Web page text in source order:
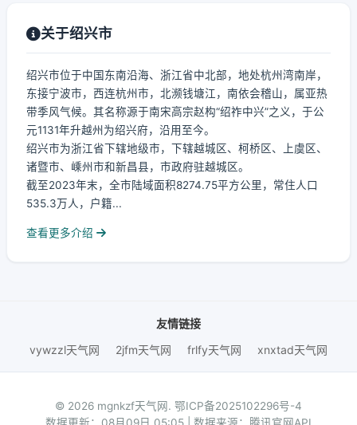
关于绍兴市
绍兴市位于中国东南沿海、浙江省中北部，地处杭州湾南岸，
东接宁波市，西连杭州市，北濒钱塘江，南依会稽山，属亚热
带季风气候。其名称源于南宋高宗赵构“绍祚中兴”之义，于公
元1131年升越州为绍兴府，沿用至今。
绍兴市为浙江省下辖地级市，下辖越城区、柯桥区、上虞区、
诸暨市、嵊州市和新昌县，市政府驻越城区。
截至2023年末，全市陆域面积8274.75平方公里，常住人口
535.3万人，户籍...
查看更多介绍
友情链接
vywzzl天气网
2jfm天气网 frlfy天气网 xnxtad天气网
© 2026 mgnkzf天气网. 鄂ICP备2025102296号-4